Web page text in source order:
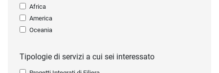
Africa
America
Oceania
Tipologie di servizi a cui sei interessato